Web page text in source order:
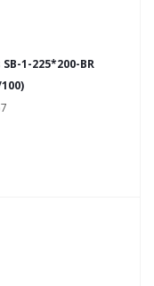
1-225*200-BR